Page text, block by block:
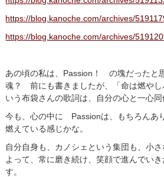
https://blog.kanoche.com/archives/
https://blog.kanoche.com/archives/
あの頃の私は、Passion！ の塊だったと
魂？ 前にも書きましたが、「命は燃やし
いう布袋さんの歌詞は、自分の心と一心同
今も、心の中に Passionは、もちろんあ
燃えている感じかな。
自分自身も、カノシェという集団も、小
よって、常に磨き続け、笑顔で進んでい
す。